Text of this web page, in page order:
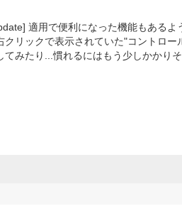
適用で便利になった機能もある
クリックで表示されていた"コントロ
てみたり...慣れるにはもう少しかかりそ